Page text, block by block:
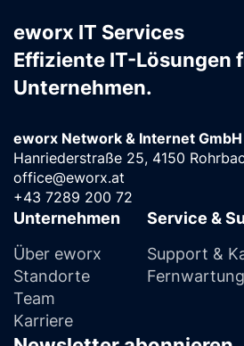
eworx IT Services
Effiziente IT-Lösungen
Unternehmen.
eworx Network & Internet GmbH
Hanriederstraße 25, 4150
office@eworx.at
+43 7289 200 72
Unternehmen
Über eworx
Standorte
Team
Karriere
Service &
Support &
Fernwartung